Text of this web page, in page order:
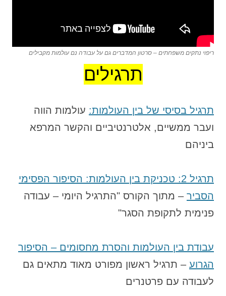
ריפוי נתקים משפחתים – סרטון המדברים גם על עבודה נם עולמות מקבילים
תרגילים
תרגיל בסיסי של בין העולמות: עולמות הווה
ועבר ממשיים, אלטרנטיביים והקשר המרפא
ביניהם
תרגיל 2: טכניקת בין העולמות: הסיפור הפסימי
הסביר – מתוך הקורס "התרגיל היומי – עבודה
פנימית לתקופת הסגר"
עבודת בין העולמות והסרת מחסומים – הסיפור
הגרוע – תרגיל ראשון מפורט מאוד מתאים גם
לעבודה עם פרטנרים